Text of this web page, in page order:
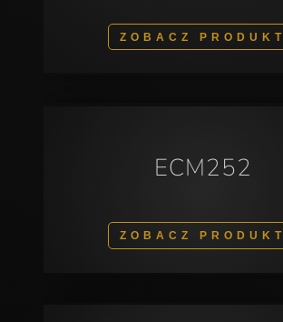
ZOBACZ PRODUKT
ECM252
ZOBACZ PRODUKT